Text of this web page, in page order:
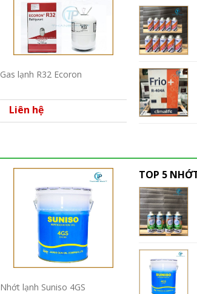
Gas lạnh R32 Ecoron
Liên hệ
Nhớt lạnh Suniso 4GS
TOP 5